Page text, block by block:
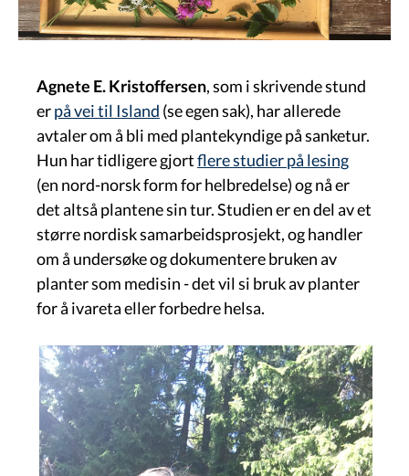
Agnete E. Kristoffersen, som i skrivende stund
erpå vei til Island (se egen sak), har allerede
avtaler om å bli med plantekyndige på sanketur.
Hun har tidligere gjortflere studier på lesing
(en nord-norsk form for helbredelse) og nå er
det altså plantene sin tur. Studien er en del av et
større nordisk samarbeidsprosjekt, og handler
om å undersøke og dokumentere bruken av
planter som medisin - det vil si bruk av planter
for å ivareta eller forbedre helsa.